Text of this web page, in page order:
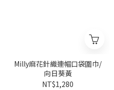
Milly麻花針織連帽口袋圍巾/
向日葵黃
NT$1,280